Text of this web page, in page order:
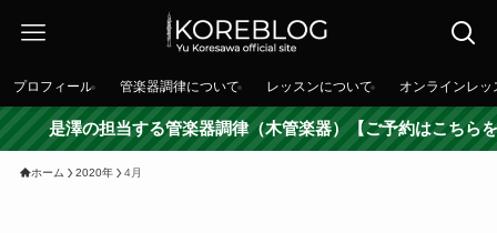
プロフィール 管楽器調律について レッスンについて オンラインレ
是澤の担当する管楽器調律（木管楽器）【ご予約はこちらを
ホーム 2020年 4月